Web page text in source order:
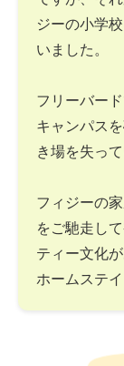
ジーの小学
いました。
フリーバー
キャンパス
き場を失っ
フィジーの
をご馳走し
ティー文化
ホームステ